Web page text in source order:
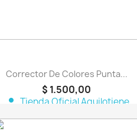
Corrector De Colores Punta...
$ 1.500,00
person Tienda Oficial Aquilotiene